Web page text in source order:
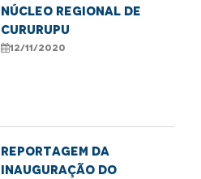
Núcleo Regional de
Cururupu
12/11/2020
Reportagem da
inauguração do